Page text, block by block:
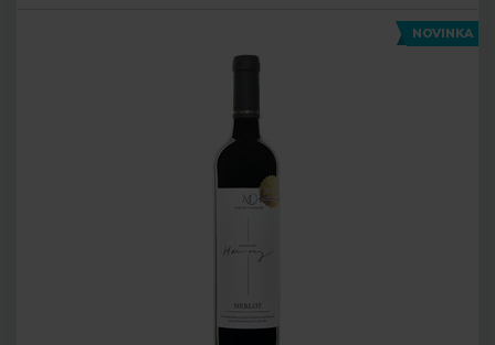
Do košíku
NOVINKA